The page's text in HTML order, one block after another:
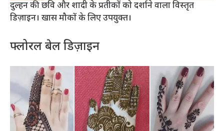
दुल्हन की छवि और शादी के प्रतीकों को दर्शाने वाला विस्तृत
डिज़ाइन। खास मौकों के लिए उपयुक्त।
फ्लोरल बेल डिज़ाइन